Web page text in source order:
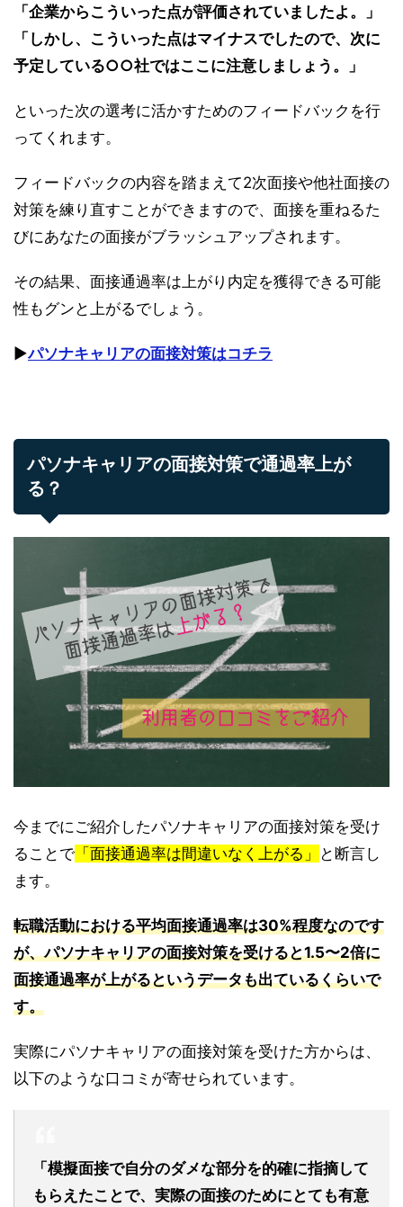
「企業からこういった点が評価されていましたよ。」
「しかし、こういった点はマイナスでしたので、次に
予定している○○社ではここに注意しましょう。」
といった次の選考に活かすためのフィードバックを行
ってくれます。
フィードバックの内容を踏まえて2次面接や他社面接の
対策を練り直すことができますので、面接を重ねるた
びにあなたの面接がブラッシュアップされます。
その結果、面接通過率は上がり内定を獲得できる可能
性もグンと上がるでしょう。
▶︎パソナキャリアの面接対策はコチラ
パソナキャリアの面接対策で通過率上が
る？
今までにご紹介したパソナキャリアの面接対策を受け
ることで 「面接通過率は間違いなく上がる」
と断言し
ます。
転職活動における平均面接通過率は30%程度なのです
が、パソナキャリアの面接対策を受けると1.5〜2倍に
面接通過率が上がるというデータも出ているくらいで
す。
実際にパソナキャリアの面接対策を受けた方からは、
以下のような口コミが寄せられています。
「模擬面接で自分のダメな部分を的確に指摘して
もらえたことで、実際の面接のためにとても有意